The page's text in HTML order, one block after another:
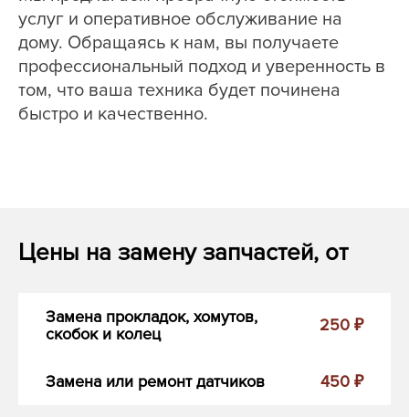
услуг и оперативное обслуживание на
дому. Обращаясь к нам, вы получаете
профессиональный подход и уверенность в
том, что ваша техника будет починена
быстро и качественно.
Цены на замену запчастей, от
Замена прокладок, хомутов,
скобок и колец
250 ₽
Замена или ремонт датчиков 450 ₽